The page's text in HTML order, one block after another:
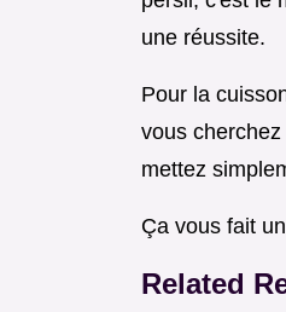
une réussite.
Pour la
vous
mettez
Ça vous fait
Related